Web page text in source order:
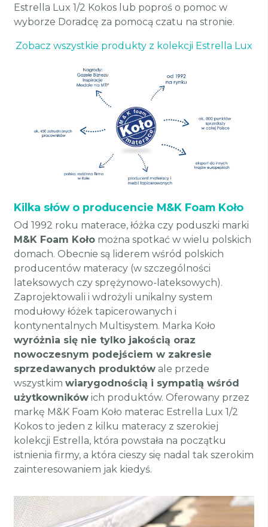
Estrella Lux 1/2 Kokos lub poproś o pomoc w
wyborze Doradcę za pomocą czatu na stronie.
Zobacz wszystkie produkty z kolekcji Estrella Lux
Kilka słów o producencie M&K Foam Koło
Od 1992 roku materace, łóżka czy poduszki marki
M&K Foam Koło można spotkać w wielu polskich
domach. Obecnie są liderem wśród polskich
producentów materacy (w szczególności
lateksowych czy sprężynowo-lateksowych).
Zaprojektowali i wdrożyli unikalny system
modułowy łóżek tapicerowanych i
kontynentalnych Multisystem. Marka Koło
wyróżnia się nie tylko jakością oraz
nowoczesnym podejściem w zakresie
sprzedawanych produktów ale przede
wszystkim wiarygodnością i sympatią wśród
użytkowników ich produktów. Oferowany przez
markę M&K Foam Koło materac Estrella Lux 1/2
Kokos to jeden z kilku materacy z szerokiej
kolekcji Estrella, która powstała na początku
istnienia firmy, a która cieszy się nadal tak szerokim
zainteresowaniem jak kiedyś.